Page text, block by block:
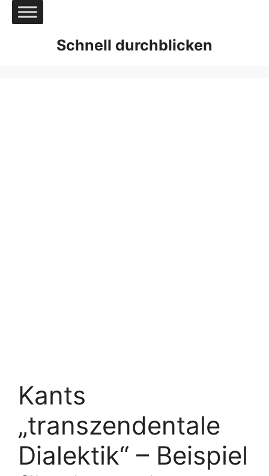
Zum
Inhalt
Schnell durchblicken
Kants
„transzendentale
Dialektik“ – Beispiel